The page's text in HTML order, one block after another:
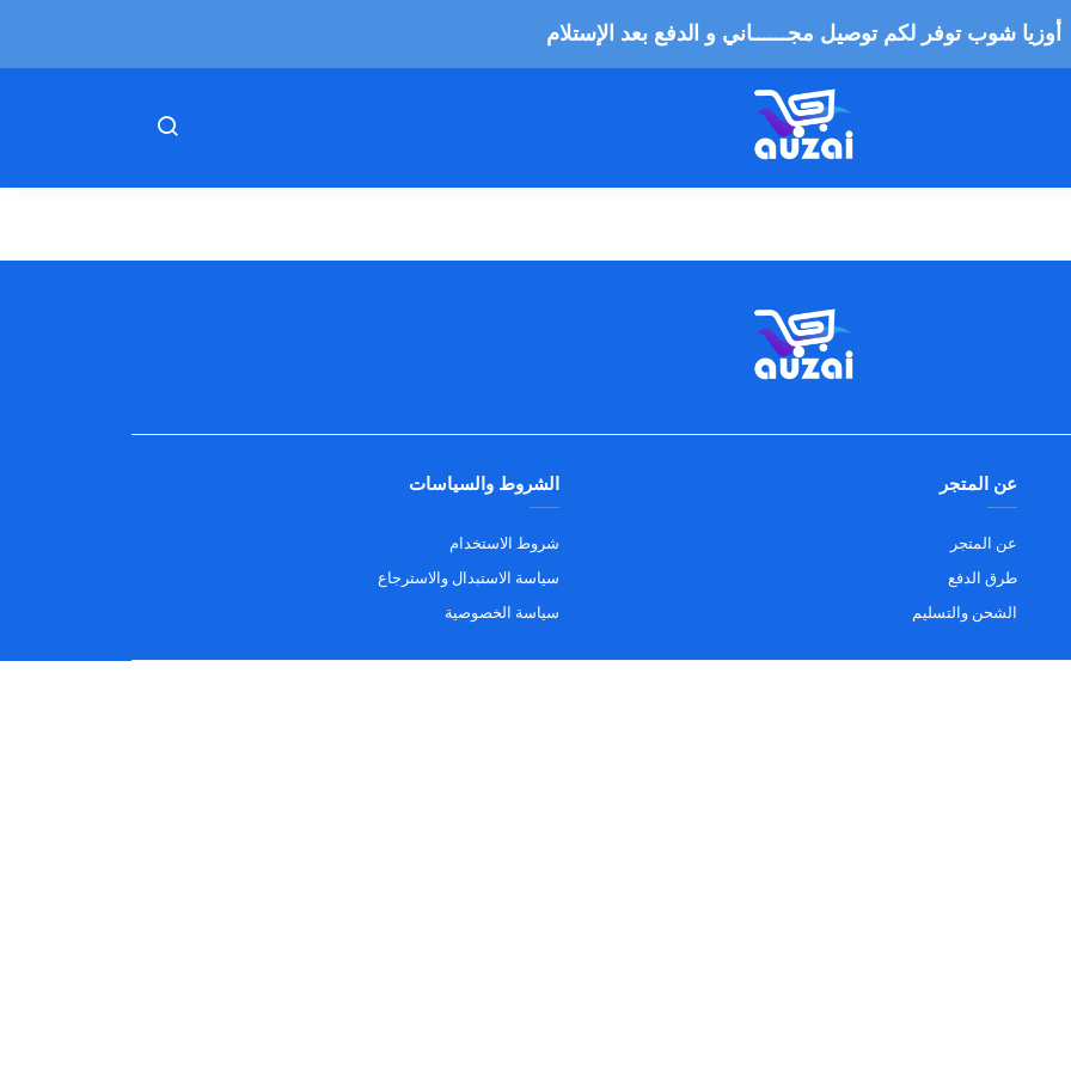
أوزيا شوب توفر لكم توصيل مجــــــاني و الدفع بعد الإستلام
عن المتجر
عن المتجر
طرق الدفع
الشحن والتسليم
الشروط والسياسات
شروط الاستخدام
سياسة الاستبدال والاسترجاع
سياسة الخصوصية